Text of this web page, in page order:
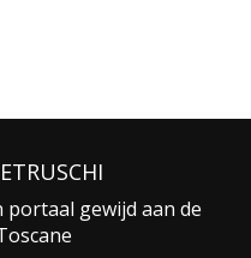
gewijd aan de